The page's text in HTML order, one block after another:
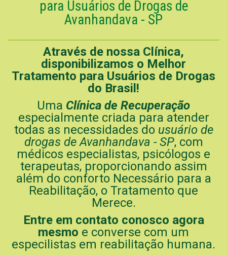
para Usuários de Drogas de
Avanhandava - SP
Através de nossa Clínica,
disponibilizamos o Melhor
Tratamento para Usuários de Drogas
do Brasil!
Uma Clínica de Recuperação
especialmente criada para atender
todas as necessidades do usuário de
drogas de Avanhandava - SP, com
médicos especialistas, psicólogos e
terapeutas, proporcionando assim
além do conforto Necessário para a
Reabilitação, o Tratamento que
Merece.
Entre em contato conosco agora
mesmo e converse com um
especilistas em reabilitação humana.